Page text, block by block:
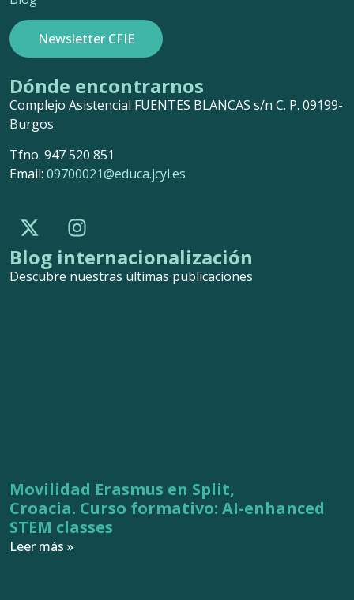
Newsletter CFIE
Dónde encontrarnos
Complejo Asistencial FUENTES BLANCAS s/n C. P. 09199-
Burgos
Tfno. 947 520 851
Email: 09700021@educa.jcyl.es
Blog internacionalización
Descubre nuestras últimas publicaciones
Movilidad Erasmus en Split,
Croacia. Curso formativo: AI-enhanced
STEM classes
Leer más »